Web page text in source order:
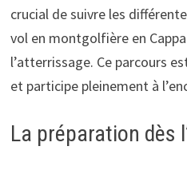
crucial de suivre les
vol en montgolfière en
l’atterrissage. Ce parcours
et participe pleinement à
La préparation dès